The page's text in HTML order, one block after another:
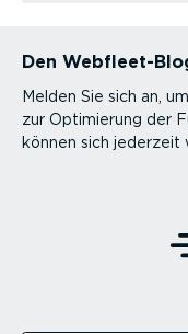
Den Webfleet-
Melden Sie sich an,
zur Optimierung der
können sich jederzeit